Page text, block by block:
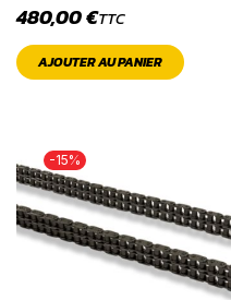
480,00€TTC
AJOUTER AU PANIER
-15%